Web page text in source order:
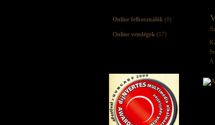
Online felhasználók (0)
Online vendégek(17)
A